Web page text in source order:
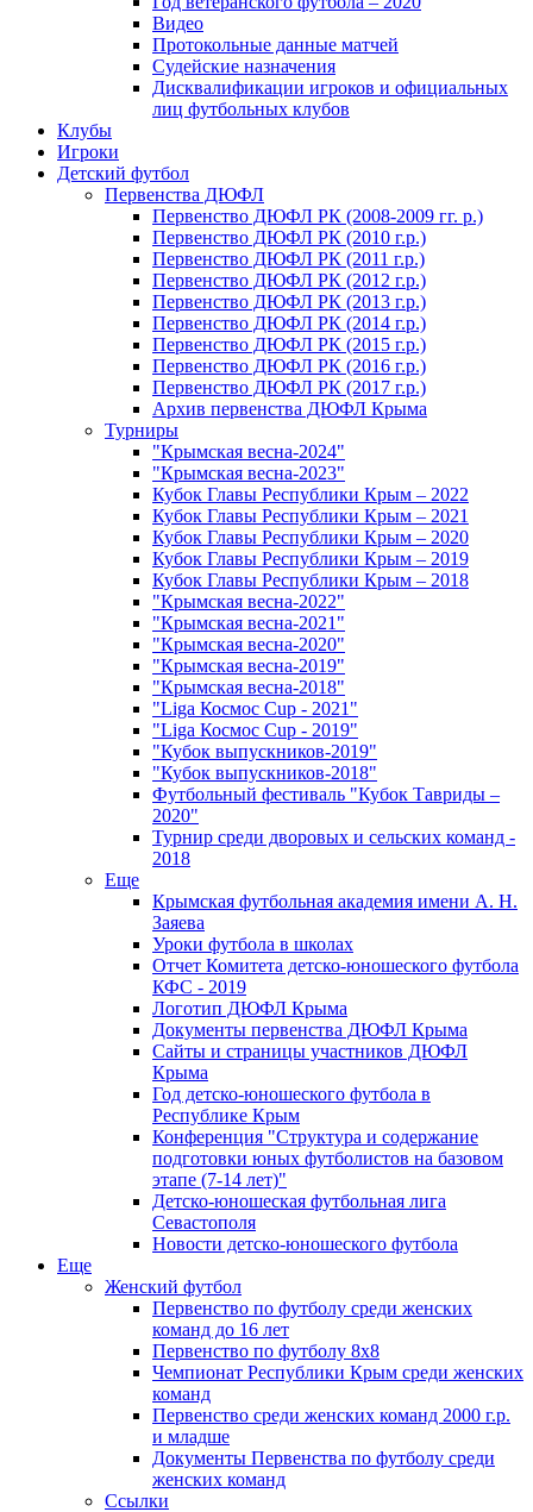
Видео
Протокольные данные матчей
Судейские назначения
Дисквалификации игроков и официальных
лиц футбольных клубов
Клубы
Игроки
Детский футбол
Первенства ДЮФЛ
Первенство ДЮФЛ РК (2008-2009 гг. р.)
Первенство ДЮФЛ РК (2010 г.р.)
Первенство ДЮФЛ РК (2011 г.р.)
Первенство ДЮФЛ РК (2012 г.р.)
Первенство ДЮФЛ РК (2013 г.р.)
Первенство ДЮФЛ РК (2014 г.р.)
Первенство ДЮФЛ РК (2015 г.р.)
Первенство ДЮФЛ РК (2016 г.р.)
Первенство ДЮФЛ РК (2017 г.р.)
Архив первенства ДЮФЛ Крыма
Турниры
"Крымская весна-2024"
"Крымская весна-2023"
Кубок Главы Республики Крым – 2022
Кубок Главы Республики Крым – 2021
Кубок Главы Республики Крым – 2020
Кубок Главы Республики Крым – 2019
Кубок Главы Республики Крым – 2018
"Крымская весна-2022"
"Крымская весна-2021"
"Крымская весна-2020"
"Крымская весна-2019"
"Крымская весна-2018"
"Liga Космос Cup - 2021"
"Liga Космос Cup - 2019"
"Кубок выпускников-2019"
"Кубок выпускников-2018"
Футбольный фестиваль "Кубок Тавриды –
2020"
Турнир среди дворовых и сельских команд -
2018
Еще
Крымская футбольная академия имени А. Н.
Заяева
Уроки футбола в школах
Отчет Комитета детско-юношеского футбола
КФС - 2019
Логотип ДЮФЛ Крыма
Документы первенства ДЮФЛ Крыма
Сайты и страницы участников ДЮФЛ
Крыма
Год детско-юношеского футбола в
Республике Крым
Конференция "Структура и содержание
подготовки юных футболистов на базовом
этапе (7-14 лет)"
Детско-юношеская футбольная лига
Севастополя
Новости детско-юношеского футбола
Еще
Женский футбол
Первенство по футболу среди женских
команд до 16 лет
Первенство по футболу 8х8
Чемпионат Республики Крым среди женских
команд
Первенство среди женских команд 2000 г.р.
и младше
Документы Первенства по футболу среди
женских команд
Ссылки